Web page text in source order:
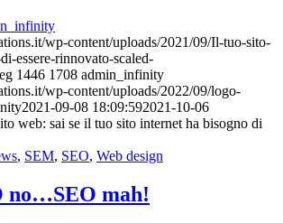
wp-content/uploads/2021/09/Il-tuo-sito-
essere-rinnovato-scaled-
1446 1708 admin_infinity
wp-content/uploads/2022/09/logo-
2021-09-08 18:09:592021-10-06
web: sai se il tuo sito internet ha bisogno di
, SEM, SEO, Web design
no…SEO mah!